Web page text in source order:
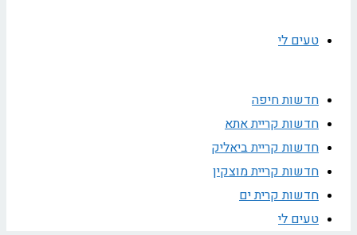
טעים לי
חדשות חיפה
חדשות קריית אתא
חדשות קריית ביאליק
חדשות קריית מוצקין
חדשות קרית ים
טעים לי